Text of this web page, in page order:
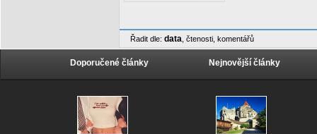
Řadit dle: data čtenosti komentářů
Doporučené články Nejnovější články